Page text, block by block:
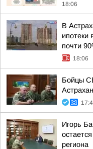
18:06
В
ипотеки
почти
18:06
Бойцы
Игорь
региона